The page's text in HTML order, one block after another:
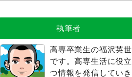
執筆者
高専卒業生の福沢英世
です。高専生活に役立
つ情報を発信していき